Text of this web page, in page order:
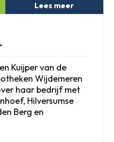
Kuijper van de
Wijdemeren
haar bedrijf met
Hilversumse
Berg en
Lees meer